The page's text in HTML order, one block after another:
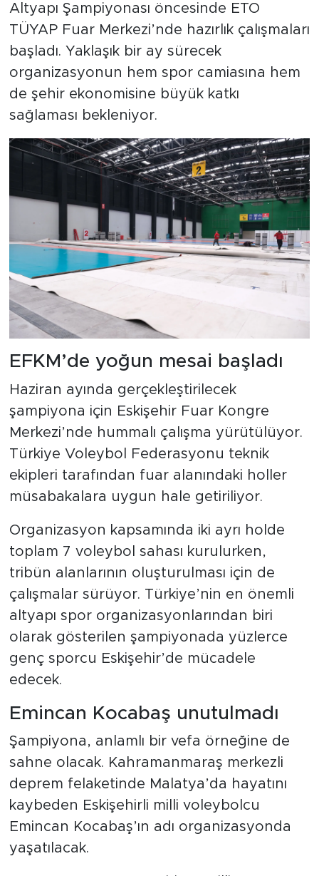
Altyapı Şampiyonası öncesinde ETO
TÜYAP Fuar Merkezi’nde hazırlık çalışmaları
başladı. Yaklaşık bir ay sürecek
organizasyonun hem spor camiasına hem
de şehir ekonomisine büyük katkı
sağlaması bekleniyor.
EFKM’de yoğun mesai başladı
Haziran ayında gerçekleştirilecek
şampiyona için Eskişehir Fuar Kongre
Merkezi’nde hummalı çalışma yürütülüyor.
Türkiye Voleybol Federasyonu teknik
ekipleri tarafından fuar alanındaki holler
müsabakalara uygun hale getiriliyor.
Organizasyon kapsamında iki ayrı holde
toplam 7 voleybol sahası kurulurken,
tribün alanlarının oluşturulması için de
çalışmalar sürüyor. Türkiye’nin en önemli
altyapı spor organizasyonlarından biri
olarak gösterilen şampiyonada yüzlerce
genç sporcu Eskişehir’de mücadele
edecek.
Emincan Kocabaş unutulmadı
Şampiyona, anlamlı bir vefa örneğine de
sahne olacak. Kahramanmaraş merkezli
deprem felaketinde Malatya’da hayatını
kaybeden Eskişehirli milli voleybolcu
Emincan Kocabaş’ın adı organizasyonda
yaşatılacak.